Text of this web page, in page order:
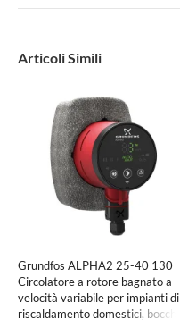
Articoli Simili
Grundfos ALPHA2 25-40 130
Circolatore a rotore bagnato a
velocità variabile per impianti di
riscaldamento domestici, bocche